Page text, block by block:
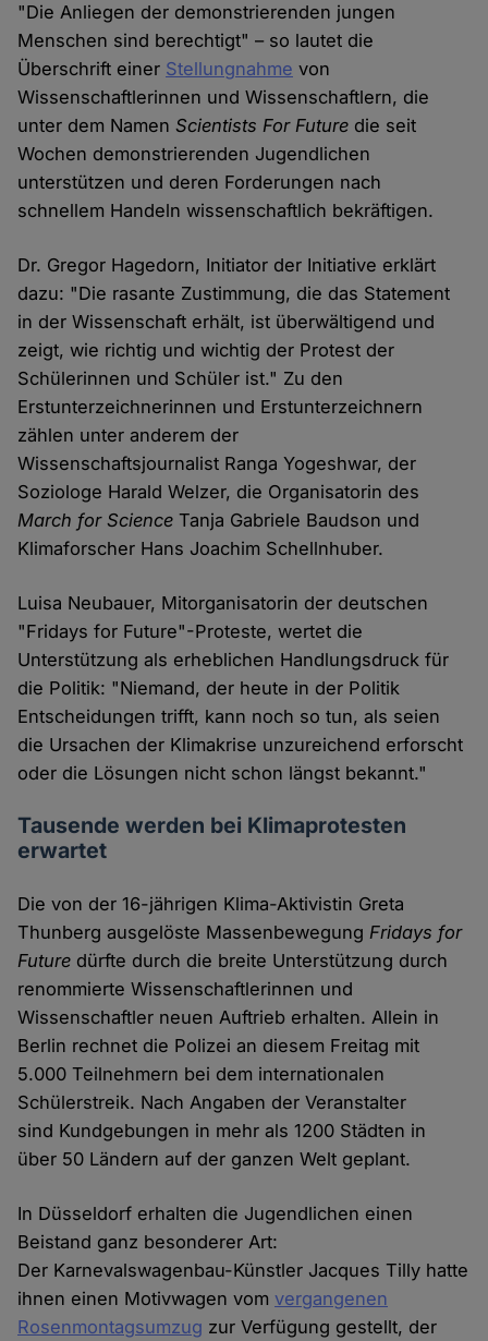
"Die Anliegen der demonstrierenden jungen
Menschen sind berechtigt" – so lautet die
Überschrift einer Stellungnahme von
Wissenschaftlerinnen und Wissenschaftlern, die
unter dem NamenScientists For Future die seit
Wochen demonstrierenden Jugendlichen
unterstützen und deren Forderungen nach
schnellem Handeln wissenschaftlich bekräftigen.
Dr. Gregor Hagedorn, Initiator der Initiative erklärt
dazu: "Die rasante Zustimmung, die das Statement
in der Wissenschaft erhält, ist überwältigend und
zeigt, wie richtig und wichtig der Protest der
Schülerinnen und Schüler ist." Zu den
Erstunterzeichnerinnen und Erstunterzeichnern
zählen unter anderem der
Wissenschaftsjournalist Ranga Yogeshwar, der
Soziologe Harald Welzer, die Organisatorin des
March for Science Tanja Gabriele Baudson und
Klimaforscher Hans Joachim Schellnhuber.
Luisa Neubauer, Mitorganisatorin der deutschen
"Fridays for Future"-Proteste, wertet die
Unterstützung als erheblichen Handlungsdruck für
die Politik: "Niemand, der heute in der Politik
Entscheidungen trifft, kann noch so tun, als seien
die Ursachen der Klimakrise unzureichend erforscht
oder die Lösungen nicht schon längst bekannt."
Tausende werden bei Klimaprotesten
erwartet
Die von der 16-jährigen Klima-Aktivistin Greta
Thunberg ausgelöste MassenbewegungFridays for
Future dürfte durch die breite Unterstützung durch
renommierte Wissenschaftlerinnen und
Wissenschaftler neuen Auftrieb erhalten. Allein in
Berlin rechnet die Polizei an diesem Freitag mit
5.000 Teilnehmern bei dem internationalen
Schülerstreik. Nach Angaben der Veranstalter
sind Kundgebungen in mehr als 1200 Städten in
über 50 Ländern auf der ganzen Welt geplant.
In Düsseldorf erhalten die Jugendlichen einen
Beistand ganz besonderer Art:
Der Karnevalswagenbau-Künstler Jacques Tilly hatte
ihnen einen Motivwagen vomvergangenen
Rosenmontagsumzug zur Verfügung gestellt, der